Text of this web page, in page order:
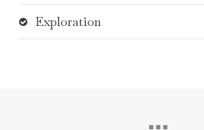
Exploration